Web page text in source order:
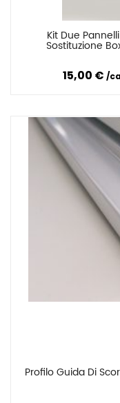
Kit Due
Sostituzione
15,00 €
Profilo Guida Di